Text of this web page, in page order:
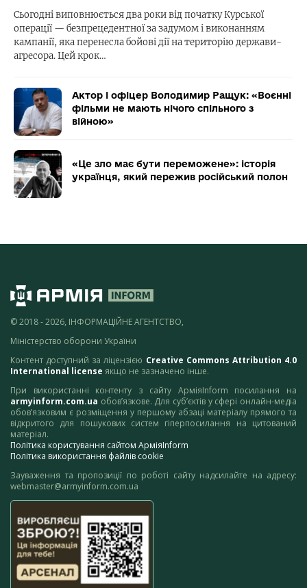
Сьогодні виповнюється два роки від початку Курської
операції — безпрецедентної за задумом і виконанням
кампанії, яка перенесла бойові дії на територію держави-
агресора. Цей крок…
Актор і офіцер Володимир Ращук: «Воєнні
фільми не мають нічого спільного з
війною»
«Це зло має бути переможене»: історія
українця, який пережив російський полон
© 2018 - 2026, ІНФОРМАЦІЙНЕ АГЕНТСТВО,
Міністерство оборони України
Контент доступний за ліцензією Creative Commons Attribution 4.0
International license якщо не зазначено інше.
При використанні контенту з сайту АрміяInform посилання на
armyinform.com.ua обов’язкове. Для суб’єктів у сфері онлайн-медіа
обов’язковим є розміщення у першому абзаці матеріалу прямого та
відкритого для пошукових систем гіперпосилання на цитований
матеріал.
Політика користування сайтом АрміяInform
Політика використання файлів cookie
Зауваження та пропозиції по роботі сайту надсилайте на адресу:
webmaster@armyinform.com.ua